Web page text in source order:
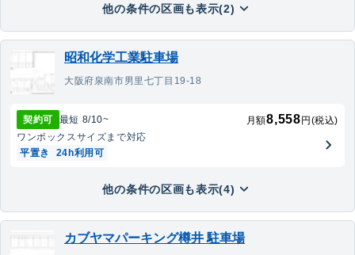
他の条件の区画も表示(2)
昭和化学工業駐車場
大阪府泉南市男里七丁目19-18
契約可 最短 8/10~ 月額8,558 円(税込)
ワンボックスサイズまで対応
平置き
24h利用可
他の条件の区画も表示(4)
カブヤマパーキング樽井 駐車場